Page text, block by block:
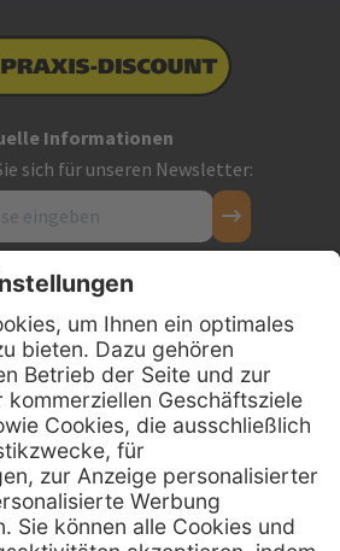
Informationen
sich für unseren Newsletter:
Kontakt
Firmensitz
Discount GmbH
Wunderlich-Straße 7
49078 Osnabrück
0800 - 600 66 30
0800 - 07 01 96
@ praxis-discount.de